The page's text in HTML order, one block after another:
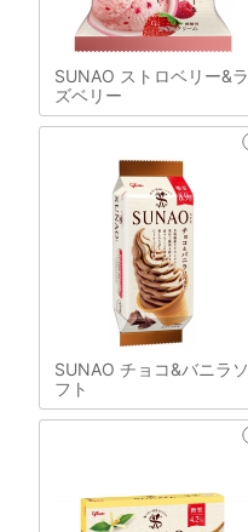
SUNAO ストロベリー&ラ
ズベリー
SUNAO チョコ&バニラソ
フト